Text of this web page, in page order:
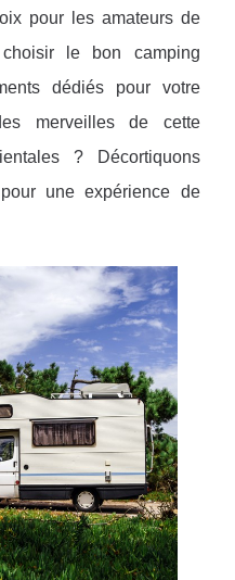
pour les amateurs de
choisir le bon camping
dédiés pour votre
merveilles de cette
? Décortiquons
une expérience de